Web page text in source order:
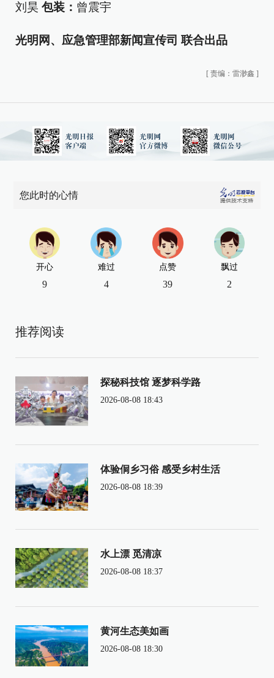
刘昊 包装： 曾震宇
光明网、应急管理部新闻宣传司 联合出品
[ 责编：雷渺鑫 ]
您此时的心情
开心
9
难过
4
点赞
39
飘过
2
推荐阅读
探秘科技馆 逐梦科学路
2026-08-08 18:43
体验侗乡习俗 感受乡村生活
2026-08-08 18:39
水上漂 觅清凉
2026-08-08 18:37
黄河生态美如画
2026-08-08 18:30